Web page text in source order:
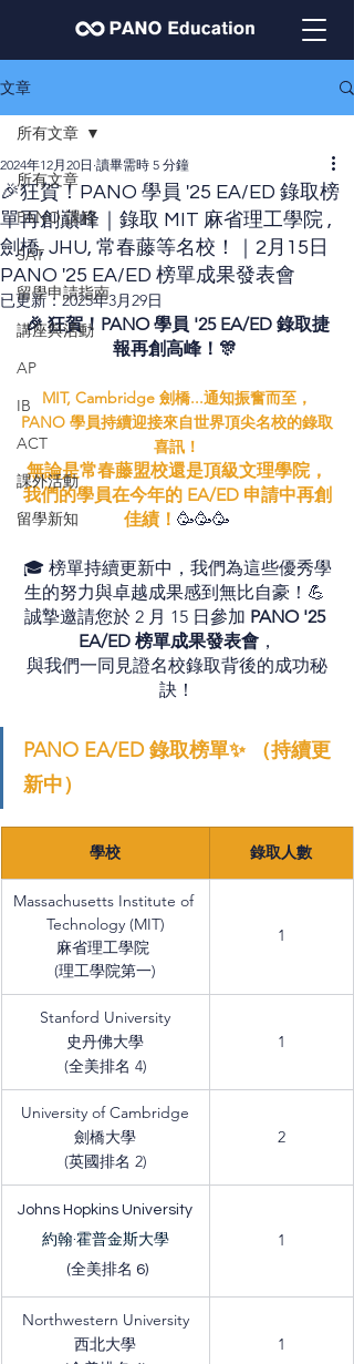
文章
所有文章
PANO 課程
SAT
留學申請指南
講座與活動
AP
IB
ACT
課外活動
留學新知
所有文章
🎉狂賀！PANO 學員 '25 EA/ED 錄取榜
單再創巔峰｜錄取 MIT 麻省理工學院 ,
劍橋, JHU, 常春藤等名校！｜2月15日
PANO '25 EA/ED 榜單成果發表會
2024年12月20日 讀畢需時 5 分鐘
已更新：2025年3月29日
🎉 狂賀！PANO 學員 '25 EA/ED 錄取捷
報再創高峰！🎊
MIT, Cambridge 劍橋...通知振奮而至，
PANO 學員持續迎接來自世界頂尖名校的錄取
喜訊！
無論是常春藤盟校還是頂級文理學院，
我們的學員在今年的 EA/ED 申請中再創
佳績！ 🥳🥳🥳
🎓 榜單持續更新中，我們為這些優秀學
生的努力與卓越成果感到無比自豪！💪
誠摯邀請您於 2 月 15 日參加 PANO '25
EA/ED 榜單成果發表會，
與我們一同見證名校錄取背後的成功秘
訣！
PANO EA/ED 錄取榜單✨ （持續更
新中）
學校 錄取人數
Massachusetts Institute of
Technology (MIT)
麻省理工學院
(理工學院第一)
1
Stanford University
史丹佛大學
(全美排名 4)
1
University of Cambridge
劍橋大學
(英國排名 2)
2
Johns Hopkins University
約翰·霍普金斯大學
(全美排名 6)
1
Northwestern University
西北大學
1